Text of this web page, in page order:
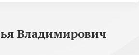
Владимирович